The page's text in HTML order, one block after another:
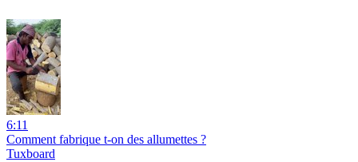
6:11
Comment fabrique t-on des allumettes ?
Tuxboard